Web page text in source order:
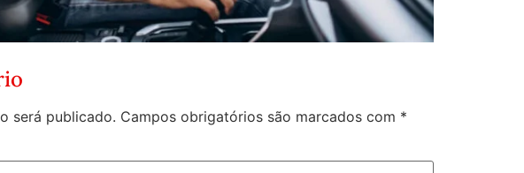
será publicado. Campos obrigatórios são marcados com *